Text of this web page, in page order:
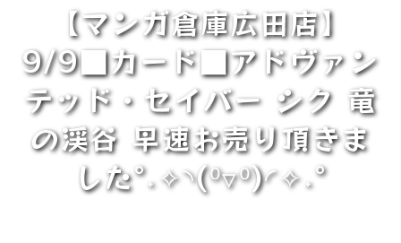
【マンガ倉庫広田店】
9/9■カード■アドヴァン
テッド・セイバー シク 竜
の渓谷 早速お売り頂きま
した°˖✧◝(⁰▿⁰)◜✧˖°